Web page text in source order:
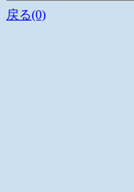
戻る(0)